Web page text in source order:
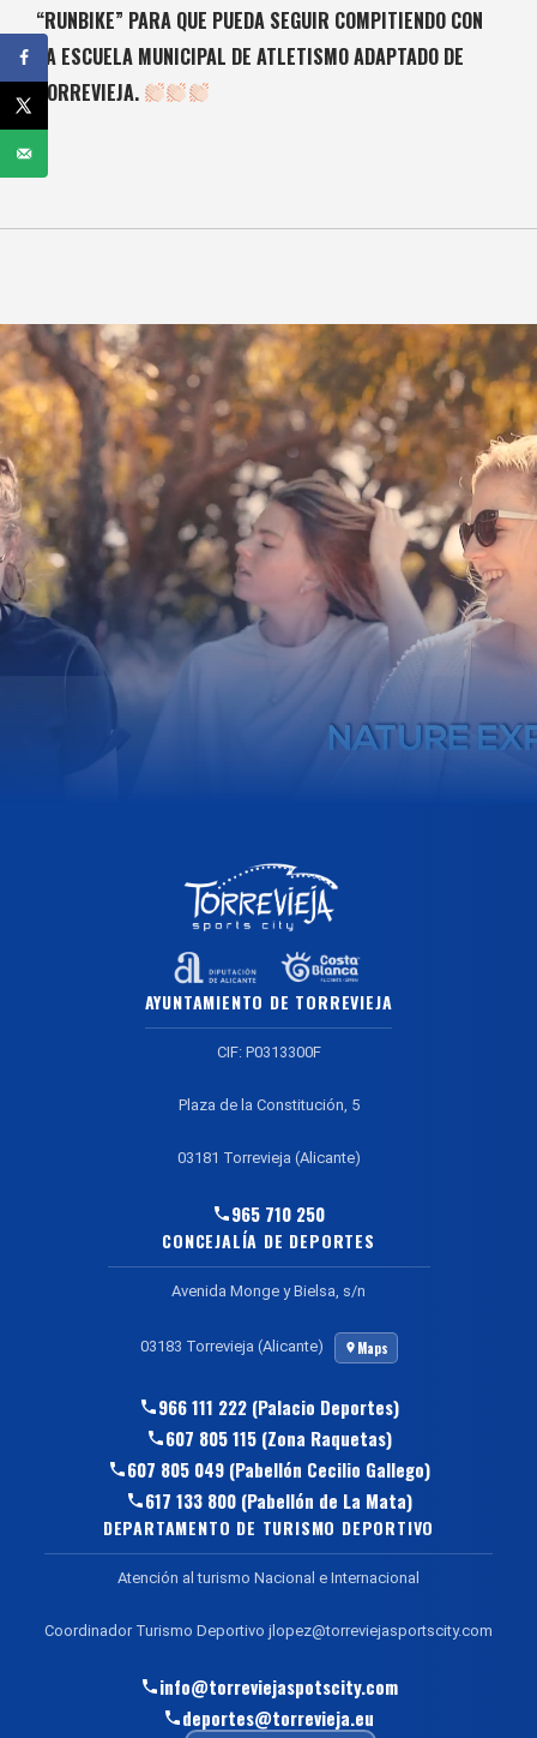
“RUNBIKE” PARA QUE PUEDA SEGUIR COMPITIENDO CON
LA ESCUELA MUNICIPAL DE ATLETISMO ADAPTADO DE
TORREVIEJA.
AYUNTAMIENTO DE TORREVIEJA
CIF: P0313300F
Plaza de la Constitución, 5
03181 Torrevieja (Alicante)
965 710 250
CONCEJALÍA DE DEPORTES
Avenida Monge y Bielsa, s/n
03183 Torrevieja (Alicante) Maps
966 111 222 (Palacio Deportes)
607 805 115 (Zona Raquetas)
607 805 049 (Pabellón Cecilio Gallego)
617 133 800 (Pabellón de La Mata)
DEPARTAMENTO DE TURISMO DEPORTIVO
Atención al turismo Nacional e Internacional
Coordinador Turismo Deportivo jlopez@torreviejasportscity.com
info@torreviejaspotscity.com
deportes@torrevieja.eu